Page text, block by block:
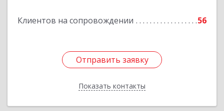
Клиентов на сопровождении 56
Отправить заявку
Показать контакты
Отправить заявку
Назад